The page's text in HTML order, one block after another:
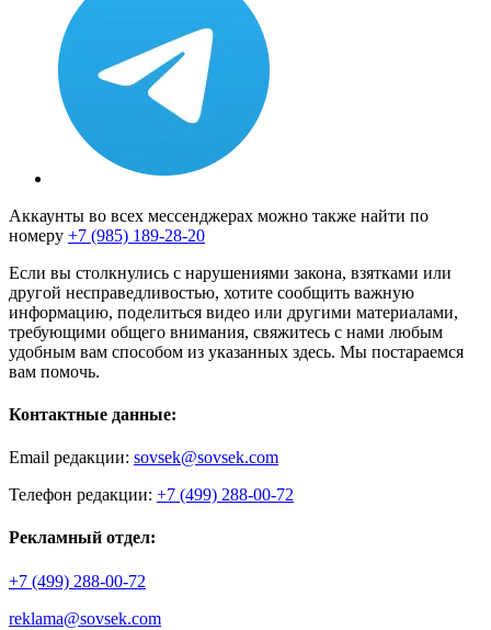
Аккаунты во всех мессенджерах можно также найти по
номеру +7 (985) 189-28-20
Если вы столкнулись с нарушениями закона, взятками или
другой несправедливостью, хотите сообщить важную
информацию, поделиться видео или другими материалами,
требующими общего внимания, свяжитесь с нами любым
удобным вам способом из указанных здесь. Мы постараемся
вам помочь.
Контактные данные:
Email редакции: sovsek@sovsek.com
Телефон редакции: +7 (499) 288-00-72
Рекламный отдел:
+7 (499) 288-00-72
reklama@sovsek.com